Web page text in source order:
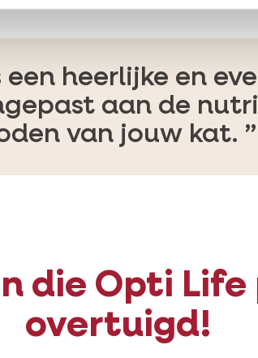
een heerlijke en
aan de
van jouw kat.
die Opti
overtuigd!